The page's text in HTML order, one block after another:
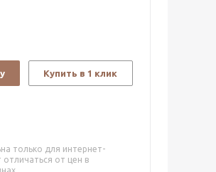
Купить в 1 клик
только для интернет-
от цен в